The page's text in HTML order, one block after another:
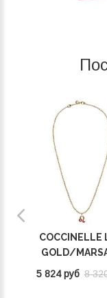
COCCINELLE
GOLD/
5 824 руб 8